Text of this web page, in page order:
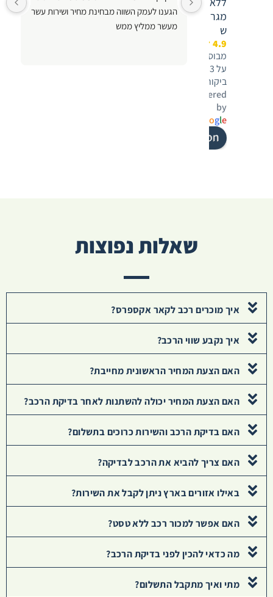
מגר
ש
4.9
מבוסס
על 33
ביקורות
powered
by
ogle
review us on
מעשר ממליץ ממש
שאלות נפוצות
איך מוכרים רכב לקאר אקספרס?
איך נקבע שווי הרכב?
האם הצעת המחיר הראשונית מחייבת?
האם הצעת המחיר יכולה להשתנות לאחר בדיקת הרכב?
האם בדיקת הרכב והשירות כרוכים בתשלום?
האם צריך להביא את הרכב לבדיקה?
באילו אזורים בארץ ניתן לקבל את השירות?
האם אפשר למכור רכב ללא טסט?
מה כדאי להכין לפני בדיקת הרכב?
מתי ואיך מתקבל התשלום?